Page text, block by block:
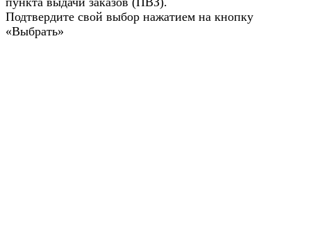
Подтвердите свой выбор нажатием на кнопку
«Выбрать»